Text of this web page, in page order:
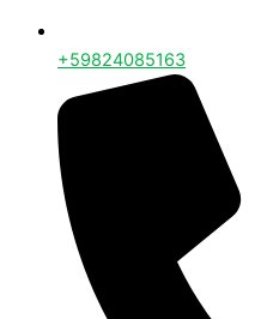
+59824085163